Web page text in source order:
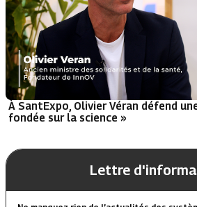
À SantExpo, Olivier Véran défend
fondée sur la science »
Lettre